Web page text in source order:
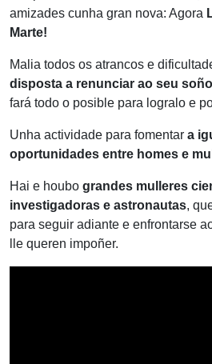
amizades cunha gran nova: Agora
Marte!
Malia todos os atrancos e
disposta a renunciar ao seu
fará todo o posible para logralo e
Unha actividade para fomentar a
oportunidades entre homes e
Hai e houbo grandes mulleres
investigadoras e astronautas,
para seguir adiante e enfrontarse
lle queren impoñer.